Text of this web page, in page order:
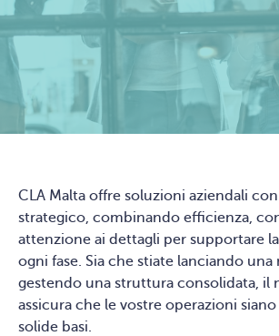
CLA Malta offre soluzioni aziendali
strategico, combinando efficienza,
attenzione ai dettagli per supportare
ogni fase. Sia che stiate lanciando
gestendo una struttura consolidata, il
assicura che le vostre operazioni
solide basi.